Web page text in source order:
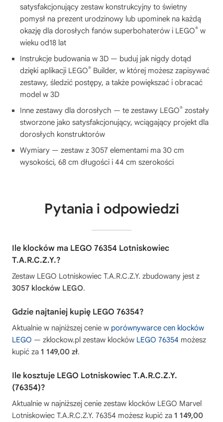
satysfakcjonujący zestaw konstrukcyjny to świetny
pomysł na prezent urodzinowy lub upominek na każdą
okazję dla dorosłych fanów superbohaterów i LEGO® w
wieku od18 lat
Instrukcje budowania w 3D — buduj jak nigdy dotąd
dzięki aplikacji LEGO® Builder, w której możesz zapisywać
zestawy, śledzić postępy, a także powiększać i obracać
model w 3D
Inne zestawy dla dorosłych — te zestawy LEGO® zostały
stworzone jako satysfakcjonujący, wciągający projekt dla
dorosłych konstruktorów
Wymiary — zestaw z 3057 elementami ma 30 cm
wysokości, 68 cm długości i 44 cm szerokości
Pytania i odpowiedzi
Ile klocków ma LEGO 76354 Lotniskowiec
T.A.R.C.Z.Y.?
Zestaw LEGO Lotniskowiec T.A.R.C.Z.Y. zbudowany jest z
3057 klocków LEGO.
Gdzie najtaniej kupię LEGO 76354?
Aktualnie w najniższej cenie w porównywarce cen klocków
LEGO — zklockow.pl zestaw klocków LEGO 76354 możesz
kupić za 1 149,00 zł.
Ile kosztuje LEGO Lotniskowiec T.A.R.C.Z.Y.
(76354)?
Aktualnie w najniższej cenie zestaw klocków LEGO Marvel
Lotniskowiec T.A.R.C.Z.Y. 76354 możesz kupić za 1 149,00